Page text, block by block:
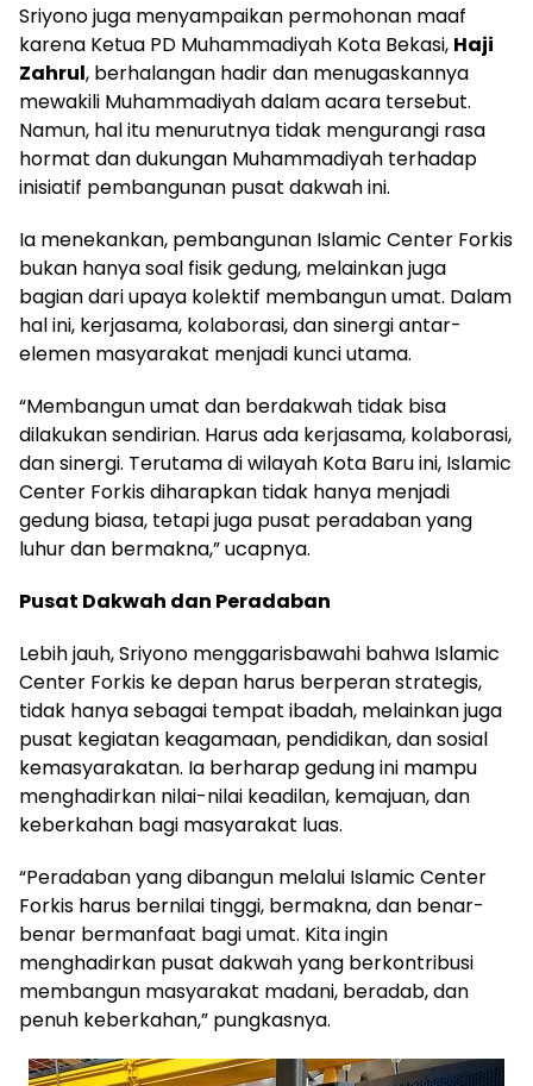
Sriyono juga menyampaikan permohonan maaf
karena Ketua PD Muhammadiyah Kota Bekasi, Haji
Zahrul, berhalangan hadir dan menugaskannya
mewakili Muhammadiyah dalam acara tersebut.
Namun, hal itu menurutnya tidak mengurangi rasa
hormat dan dukungan Muhammadiyah terhadap
inisiatif pembangunan pusat dakwah ini.
Ia menekankan, pembangunan Islamic Center Forkis
bukan hanya soal fisik gedung, melainkan juga
bagian dari upaya kolektif membangun umat. Dalam
hal ini, kerjasama, kolaborasi, dan sinergi antar-
elemen masyarakat menjadi kunci utama.
“Membangun umat dan berdakwah tidak bisa
dilakukan sendirian. Harus ada kerjasama, kolaborasi,
dan sinergi. Terutama di wilayah Kota Baru ini, Islamic
Center Forkis diharapkan tidak hanya menjadi
gedung biasa, tetapi juga pusat peradaban yang
luhur dan bermakna,” ucapnya.
Pusat Dakwah dan Peradaban
Lebih jauh, Sriyono menggarisbawahi bahwa Islamic
Center Forkis ke depan harus berperan strategis,
tidak hanya sebagai tempat ibadah, melainkan juga
pusat kegiatan keagamaan, pendidikan, dan sosial
kemasyarakatan. Ia berharap gedung ini mampu
menghadirkan nilai-nilai keadilan, kemajuan, dan
keberkahan bagi masyarakat luas.
“Peradaban yang dibangun melalui Islamic Center
Forkis harus bernilai tinggi, bermakna, dan benar-
benar bermanfaat bagi umat. Kita ingin
menghadirkan pusat dakwah yang berkontribusi
membangun masyarakat madani, beradab, dan
penuh keberkahan,” pungkasnya.